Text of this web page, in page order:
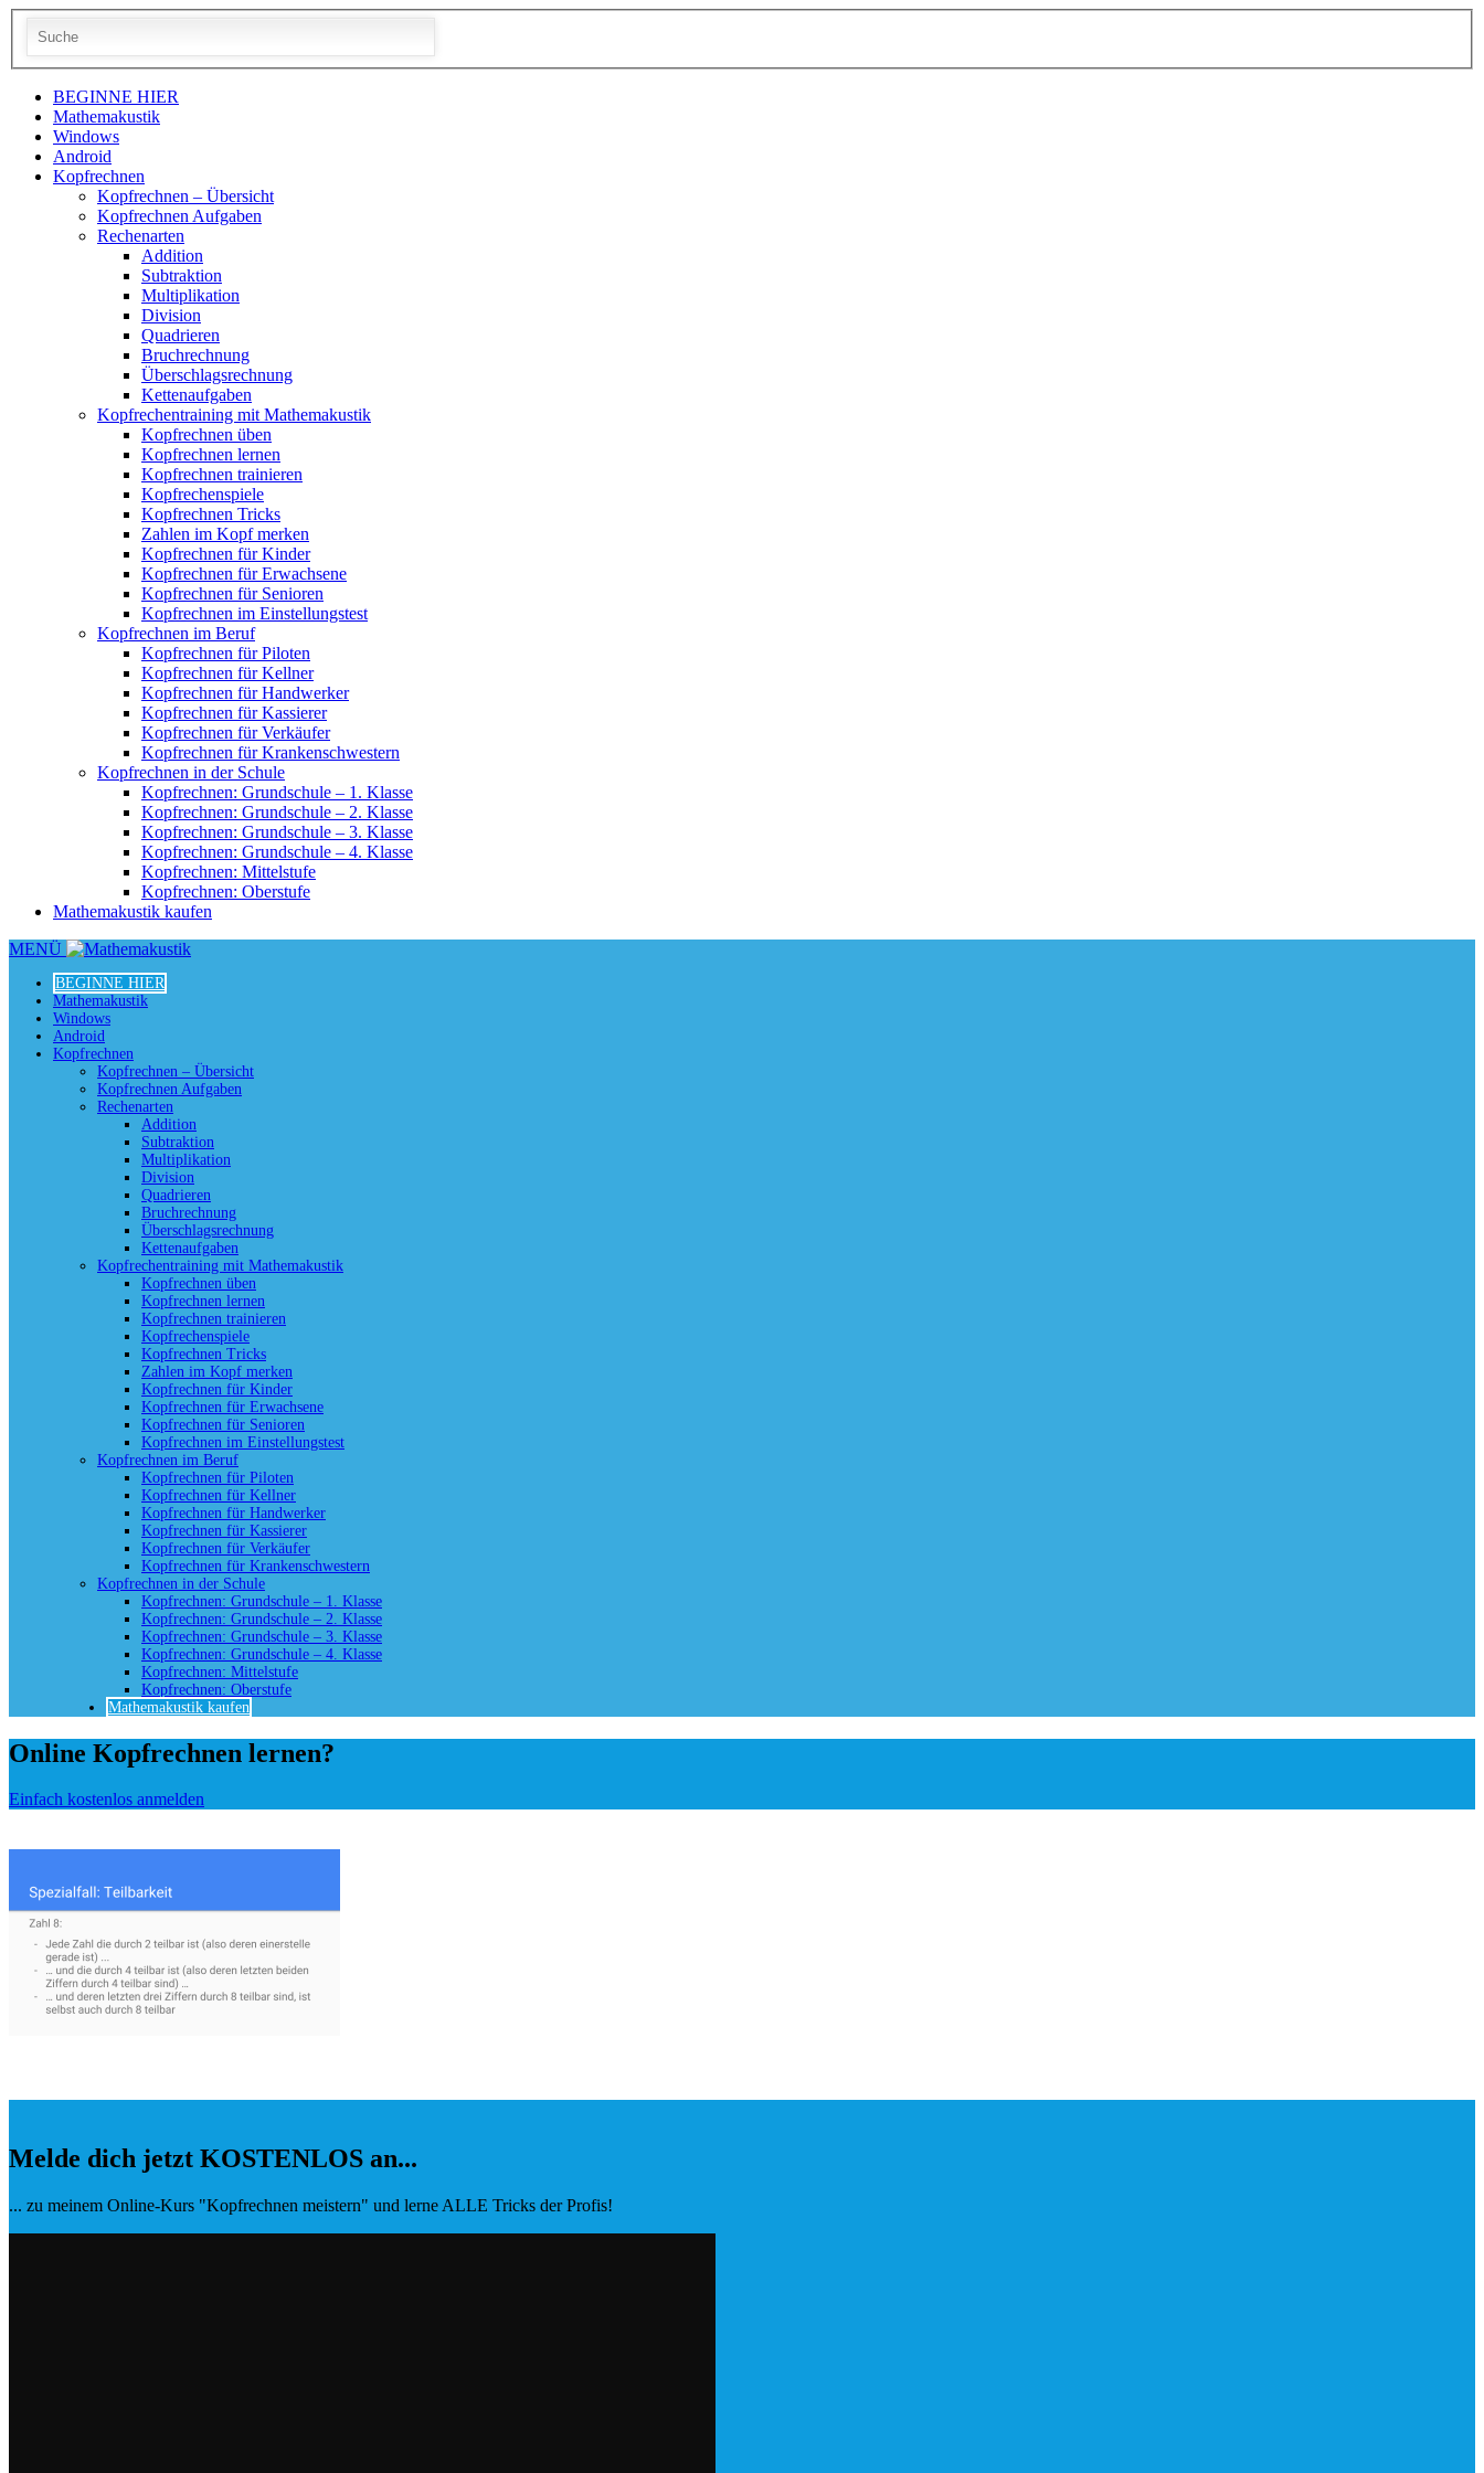
BEGINNE HIER
Mathemakustik
Windows
Android
Kopfrechnen
Kopfrechnen – Übersicht
Kopfrechnen Aufgaben
Rechenarten
Addition
Subtraktion
Multiplikation
Division
Quadrieren
Bruchrechnung
Überschlagsrechnung
Kettenaufgaben
Kopfrechentraining mit Mathemakustik
Kopfrechnen üben
Kopfrechnen lernen
Kopfrechnen trainieren
Kopfrechenspiele
Kopfrechnen Tricks
Zahlen im Kopf merken
Kopfrechnen für Kinder
Kopfrechnen für Erwachsene
Kopfrechnen für Senioren
Kopfrechnen im Einstellungstest
Kopfrechnen im Beruf
Kopfrechnen für Piloten
Kopfrechnen für Kellner
Kopfrechnen für Handwerker
Kopfrechnen für Kassierer
Kopfrechnen für Verkäufer
Kopfrechnen für Krankenschwestern
Kopfrechnen in der Schule
Kopfrechnen: Grundschule – 1. Klasse
Kopfrechnen: Grundschule – 2. Klasse
Kopfrechnen: Grundschule – 3. Klasse
Kopfrechnen: Grundschule – 4. Klasse
Kopfrechnen: Mittelstufe
Kopfrechnen: Oberstufe
Mathemakustik kaufen
MENÜ
BEGINNE HIER
Mathemakustik
Windows
Android
Kopfrechnen
Kopfrechnen – Übersicht
Kopfrechnen Aufgaben
Rechenarten
Addition
Subtraktion
Multiplikation
Division
Quadrieren
Bruchrechnung
Überschlagsrechnung
Kettenaufgaben
Kopfrechentraining mit Mathemakustik
Kopfrechnen üben
Kopfrechnen lernen
Kopfrechnen trainieren
Kopfrechenspiele
Kopfrechnen Tricks
Zahlen im Kopf merken
Kopfrechnen für Kinder
Kopfrechnen für Erwachsene
Kopfrechnen für Senioren
Kopfrechnen im Einstellungstest
Kopfrechnen im Beruf
Kopfrechnen für Piloten
Kopfrechnen für Kellner
Kopfrechnen für Handwerker
Kopfrechnen für Kassierer
Kopfrechnen für Verkäufer
Kopfrechnen für Krankenschwestern
Kopfrechnen in der Schule
Kopfrechnen: Grundschule – 1. Klasse
Kopfrechnen: Grundschule – 2. Klasse
Kopfrechnen: Grundschule – 3. Klasse
Kopfrechnen: Grundschule – 4. Klasse
Kopfrechnen: Mittelstufe
Kopfrechnen: Oberstufe
Mathemakustik kaufen
Online Kopfrechnen lernen?
Einfach kostenlos anmelden
Melde dich jetzt KOSTENLOS an...
... zu meinem Online-Kurs "Kopfrechnen meistern" und lerne ALLE Tricks der Profis!